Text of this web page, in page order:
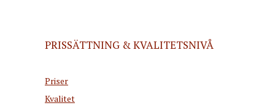
PRISSÄTTNING & KVALITETSNIVÅ
Priser
Kvalitet